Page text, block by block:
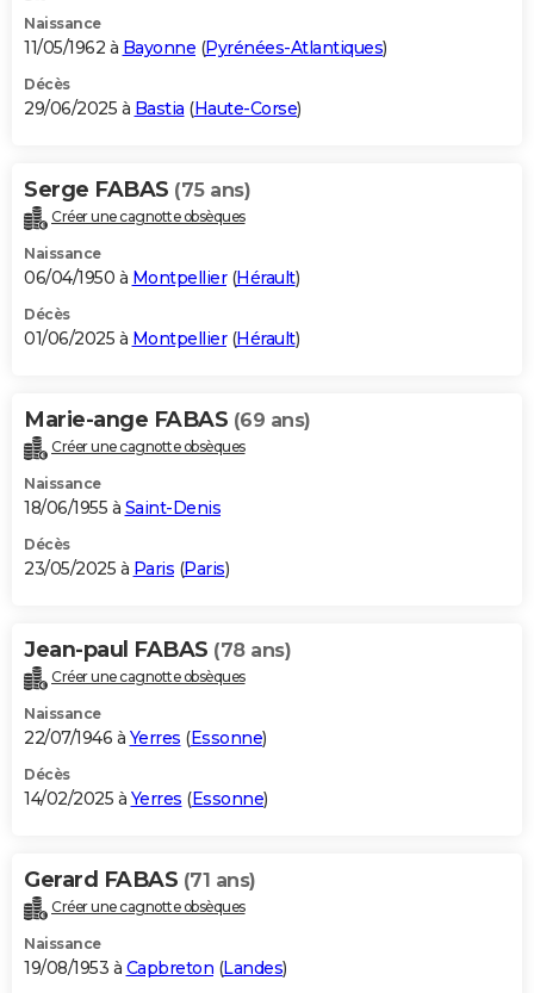
Naissance
11/05/1962 à Bayonne (Pyrénées-Atlantiques)
Décès
29/06/2025 à Bastia (Haute-Corse)
Serge FABAS (75 ans)
Créer une cagnotte obsèques
Naissance
06/04/1950 à Montpellier(Hérault)
Décès
01/06/2025 à Montpellier(Hérault)
Marie-ange FABAS (69 ans)
Créer une cagnotte obsèques
Naissance
18/06/1955 à Saint-Denis
Décès
23/05/2025 à Paris (Paris)
Jean-paul FABAS (78 ans)
Créer une cagnotte obsèques
Naissance
22/07/1946 à Yerres (Essonne)
Décès
14/02/2025 à Yerres (Essonne)
Gerard FABAS (71 ans)
Créer une cagnotte obsèques
Naissance
19/08/1953 à Capbreton (Landes)